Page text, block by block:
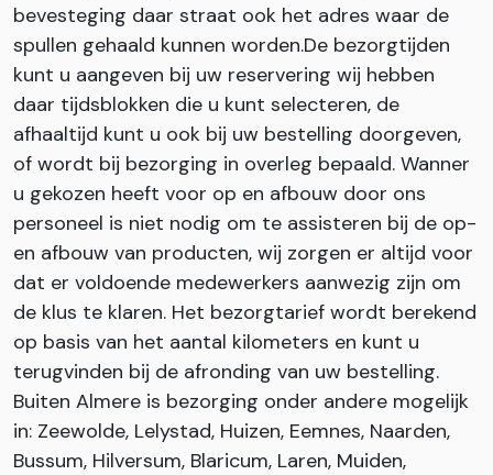
bevesteging daar straat ook het adres waar de
spullen gehaald kunnen worden.De bezorgtijden
kunt u aangeven bij uw reservering wij hebben
daar tijdsblokken die u kunt selecteren, de
afhaaltijd kunt u ook bij uw bestelling doorgeven,
of wordt bij bezorging in overleg bepaald. Wanner
u gekozen heeft voor op en afbouw door ons
personeel is niet nodig om te assisteren bij de op-
en afbouw van producten, wij zorgen er altijd voor
dat er voldoende medewerkers aanwezig zijn om
de klus te klaren. Het bezorgtarief wordt berekend
op basis van het aantal kilometers en kunt u
terugvinden bij de afronding van uw bestelling.
Buiten Almere is bezorging onder andere mogelijk
in: Zeewolde, Lelystad, Huizen, Eemnes, Naarden,
Bussum, Hilversum, Blaricum, Laren, Muiden,